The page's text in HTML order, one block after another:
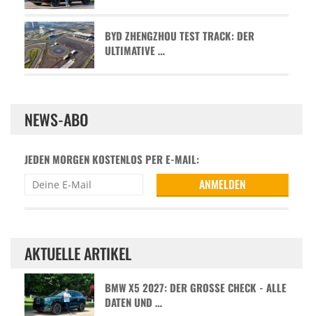
BYD ZHENGZHOU TEST TRACK: DER
ULTIMATIVE …
NEWS-ABO
JEDEN MORGEN KOSTENLOS PER E-MAIL:
AKTUELLE ARTIKEL
BMW X5 2027: DER GROSSE CHECK - ALLE D
ATEN UND …